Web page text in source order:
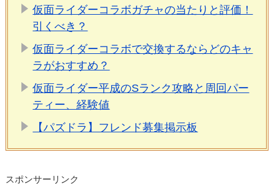
仮面ライダーコラボガチャの当たりと評価！
引くべき？
仮面ライダーコラボで交換するならどのキャ
ラがおすすめ？
仮面ライダー平成のSランク攻略と周回パー
ティー、経験値
【パズドラ】フレンド募集掲示板
スポンサーリンク